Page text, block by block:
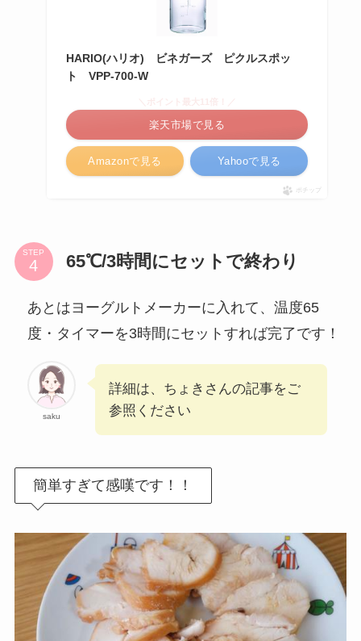
HARIO(ハリオ) ビネガーズ ピクルスポッ
ト VPP-700-W
Amazonで見る
楽天市場で見る
Yahooで見る
ポチップ
STEP 65℃/3時間にセットで終わり
あとはヨーグルトメーカーに入れて、温度65
度・タイマーを3時間にセットすれば完了です！
saku
詳細は、ちょきさんの記事をご
参照ください
簡単すぎて感嘆です！！